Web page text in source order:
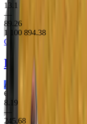
13.1
—
89.26
1 100 894.38
Clutch Case
P2000
Армійське Пістолет
Є StatTrak
8.19
—
245.68